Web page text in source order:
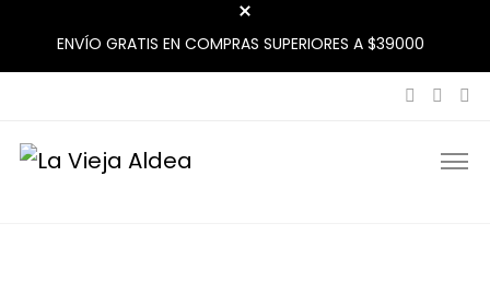
ENVÍO GRATIS EN COMPRAS SUPERIORES A $39000
La Vieja Aldea
Tu Mercado Natural Cerca